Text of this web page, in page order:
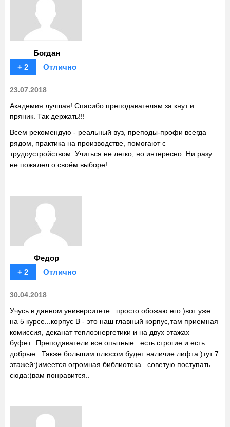
Богдан
+ 2
Отлично
23.07.2018
Академия лучшая! Спасибо преподавателям за кнут и
пряник. Так держать!!!
Всем рекомендую - реальный вуз, преподы-профи всегда
рядом, практика на производстве, помогают с
трудоустройством. Учиться не легко, но интересно. Ни разу
не пожалел о своём выборе!
Федор
+ 2
Отлично
30.04.2018
Учусь в данном университете...просто обожаю его:)вот уже
на 5 курсе...корпус В - это наш главный корпус,там приемная
комиссия, деканат теплоэнергетики и на двух этажах
буфет...Преподаватели все опытные...есть строгие и есть
добрые...Также большим плюсом будет наличие лифта:)тут 7
этажей:)имеется огромная библиотека...советую поступать
сюда:)вам понравится..